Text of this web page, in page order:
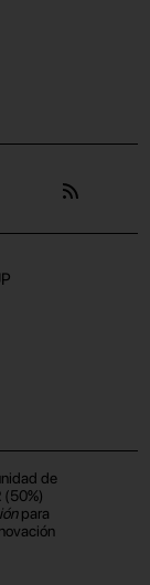
de
(50%)
para